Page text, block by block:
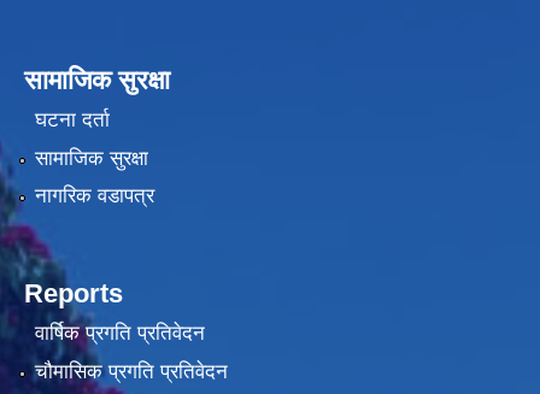
सामाजिक सुरक्षा
घटना दर्ता
सामाजिक सुरक्षा
नागरिक वडापत्र
Reports
वार्षिक प्रगति प्रतिवेदन
चौमासिक प्रगति प्रतिवेदन